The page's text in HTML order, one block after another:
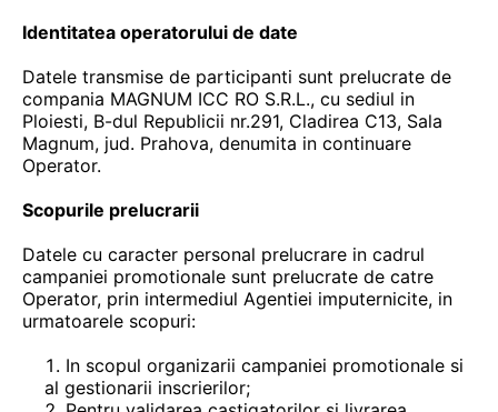
Identitatea operatorului de date
Datele transmise de participanti sunt prelucrate de
compania MAGNUM ICC RO S.R.L., cu sediul in
Ploiesti, B-dul Republicii nr.291, Cladirea C13, Sala
Magnum, jud. Prahova, denumita in continuare
Operator.
Scopurile prelucrarii
Datele cu caracter personal prelucrare in cadrul
campaniei promotionale sunt prelucrate de catre
Operator, prin intermediul Agentiei imputernicite, in
urmatoarele scopuri:
In scopul organizarii campaniei promotionale si
al gestionarii inscrierilor;